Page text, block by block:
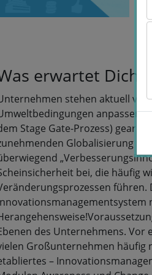
erwartet Dich
stehen aktuell
anpassen
Stage Gate-Prozess)
Globalisierung
bei, die häufig
des Unternehmens. Vor
Großunternehmen häufig
–